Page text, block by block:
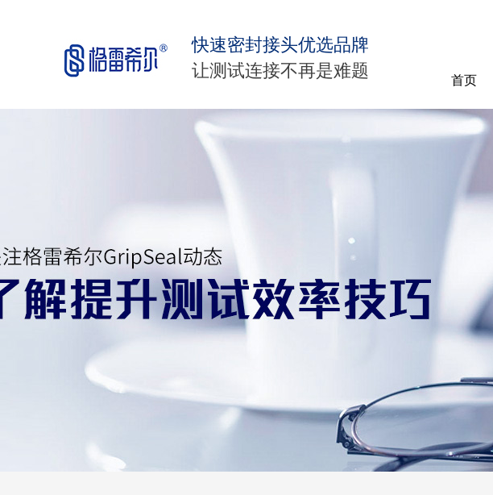
快速密封接头优选品牌
让测试连接不再是难题
首页